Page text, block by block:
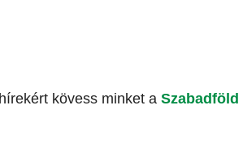
kövess minket a Szabadföld